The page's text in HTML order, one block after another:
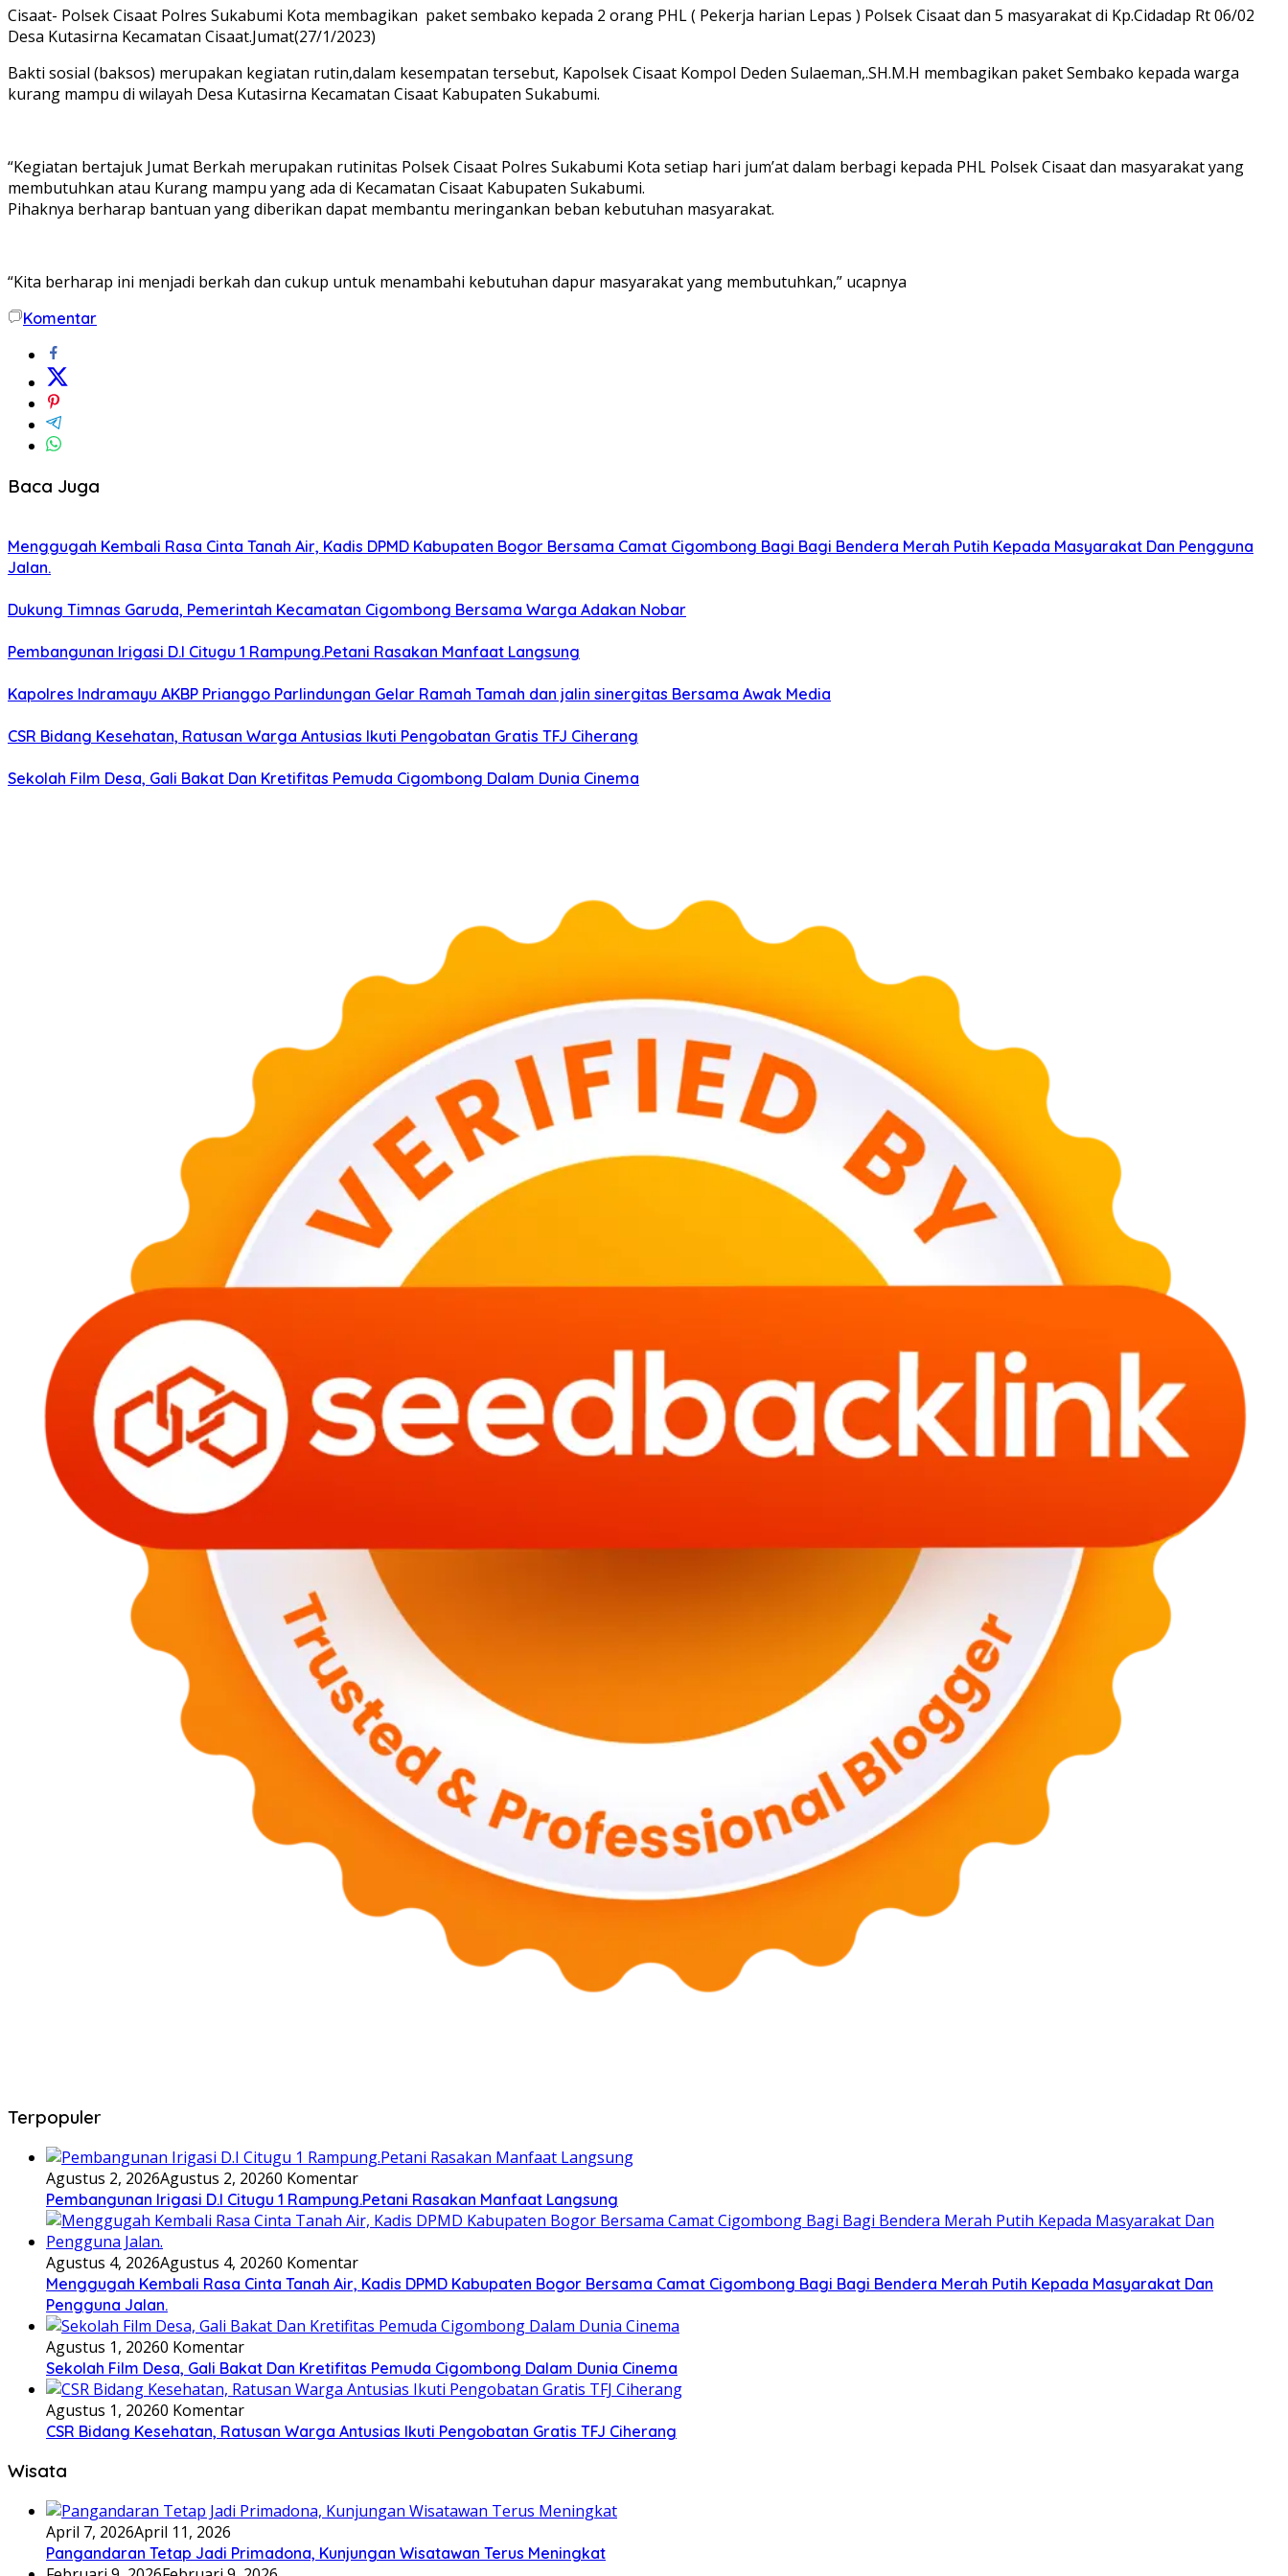
Cisaat- Polsek Cisaat Polres Sukabumi Kota membagikan paket sembako kepada 2 orang PHL ( Pekerja harian Lepas ) Polsek Cisaat dan 5 masyarakat di Kp.Cidadap Rt 06/02
Desa Kutasirna Kecamatan Cisaat.Jumat(27/1/2023)
Bakti sosial (baksos) merupakan kegiatan rutin,dalam kesempatan tersebut, Kapolsek Cisaat Kompol Deden Sulaeman,.SH.M.H membagikan paket Sembako kepada warga
kurang mampu di wilayah Desa Kutasirna Kecamatan Cisaat Kabupaten Sukabumi.
“Kegiatan bertajuk Jumat Berkah merupakan rutinitas Polsek Cisaat Polres Sukabumi Kota setiap hari jum’at dalam berbagi kepada PHL Polsek Cisaat dan masyarakat yang
membutuhkan atau Kurang mampu yang ada di Kecamatan Cisaat Kabupaten Sukabumi.
Pihaknya berharap bantuan yang diberikan dapat membantu meringankan beban kebutuhan masyarakat.
“Kita berharap ini menjadi berkah dan cukup untuk menambahi kebutuhan dapur masyarakat yang membutuhkan,” ucapnya
Komentar
Baca Juga
Menggugah Kembali Rasa Cinta Tanah Air, Kadis DPMD Kabupaten Bogor Bersama Camat Cigombong Bagi Bagi Bendera Merah Putih Kepada Masyarakat Dan Pengguna
Jalan.
Dukung Timnas Garuda, Pemerintah Kecamatan Cigombong Bersama Warga Adakan Nobar
Pembangunan Irigasi D.I Citugu 1 Rampung.Petani Rasakan Manfaat Langsung
Kapolres Indramayu AKBP Prianggo Parlindungan Gelar Ramah Tamah dan jalin sinergitas Bersama Awak Media
CSR Bidang Kesehatan, Ratusan Warga Antusias Ikuti Pengobatan Gratis TFJ Ciherang
Sekolah Film Desa, Gali Bakat Dan Kretifitas Pemuda Cigombong Dalam Dunia Cinema
Terpopuler
Agustus 2, 2026Agustus 2, 20260 Komentar
Pembangunan Irigasi D.I Citugu 1 Rampung.Petani Rasakan Manfaat Langsung
Agustus 4, 2026Agustus 4, 20260 Komentar
Menggugah Kembali Rasa Cinta Tanah Air, Kadis DPMD Kabupaten Bogor Bersama Camat Cigombong Bagi Bagi Bendera Merah Putih Kepada Masyarakat Dan
Pengguna Jalan.
Agustus 1, 20260 Komentar
Sekolah Film Desa, Gali Bakat Dan Kretifitas Pemuda Cigombong Dalam Dunia Cinema
Agustus 1, 20260 Komentar
CSR Bidang Kesehatan, Ratusan Warga Antusias Ikuti Pengobatan Gratis TFJ Ciherang
Wisata
April 7, 2026April 11, 2026
Pangandaran Tetap Jadi Primadona, Kunjungan Wisatawan Terus Meningkat